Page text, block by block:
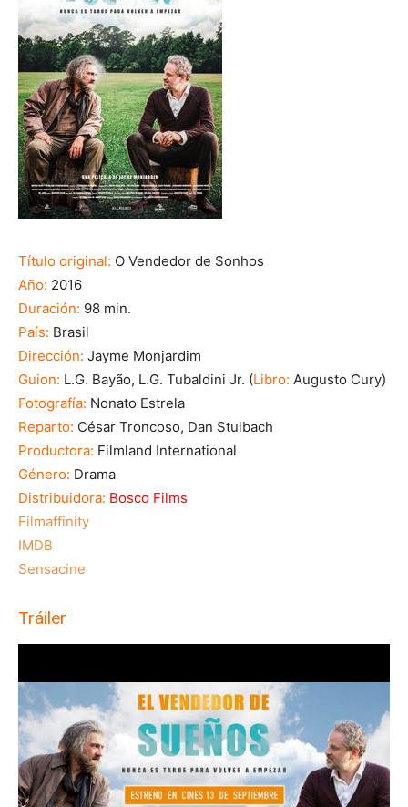
Título original: O Vendedor de Sonhos
Año: 2016
Duración: 98 min.
País: Brasil
Dirección: Jayme Monjardim
Guion: L.G. Bayão, L.G. Tubaldini Jr. (Libro: Augusto Cury)
Fotografía: Nonato Estrela
Reparto: César Troncoso, Dan Stulbach
Productora: Filmland International
Género: Drama
Distribuidora: Bosco Films
Filmaffinity
IMDB
Sensacine
Tráiler